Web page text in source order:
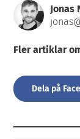
Jonas
Fler artiklar
Dela på